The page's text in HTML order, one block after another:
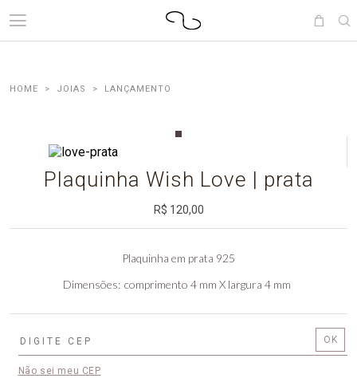
JOIAS LANÇAMENTO
Plaquinha Wish Love | prata
R$ 120,00
Plaquinha em prata 925
Dimensões comprimento 4 mm X largura 4 mm
Não sei meu CEP